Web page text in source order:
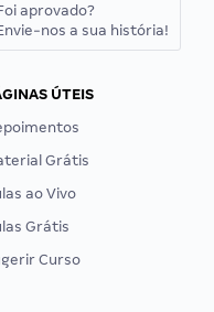
aprovado?
nos a sua história!
ÚTEIS
Grátis
ao Vivo
Grátis
Curso